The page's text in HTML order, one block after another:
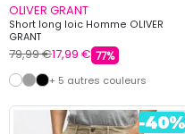
OLIVER GRANT
Short long loic Homme OLIVER
GRANT
79,99 €17,99 € 77%
+ 5 autres couleurs